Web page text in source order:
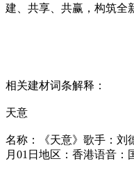
建、共享、共赢，构筑全
相关建材词条解释：
天意
名称：《天意》歌手：刘
月01日地区：香港语音